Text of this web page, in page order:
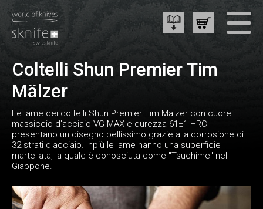
Coltelli Shun Premier Tim
Mälzer
Le lame dei coltelli Shun Premier Tim Mälzer con cuore
massiccio d'acciaio VG MAX e durezza 61±1 HRC
presentano un disegno bellissimo grazie alla corrosione di
32 strati d'acciaio. Inpiù le lame hanno una superficie
martellata, la quale è conosciuta come "Tsuchime" nel
Giappone.